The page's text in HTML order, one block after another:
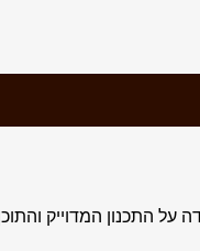
ולכל הצוות המסור, תודה